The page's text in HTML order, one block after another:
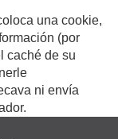
una cookie,
(por
caché de su
ni envía